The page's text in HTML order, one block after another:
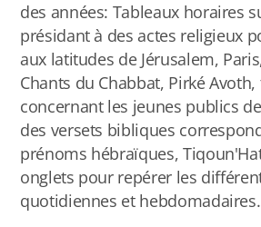
des années: Tableaux horaires
présidant à des actes religieux
aux latitudes de Jérusalem,
Chants du Chabbat, Pirké
concernant les jeunes publics
des versets bibliques
prénoms hébraïques,
onglets pour repérer les
quotidiennes et